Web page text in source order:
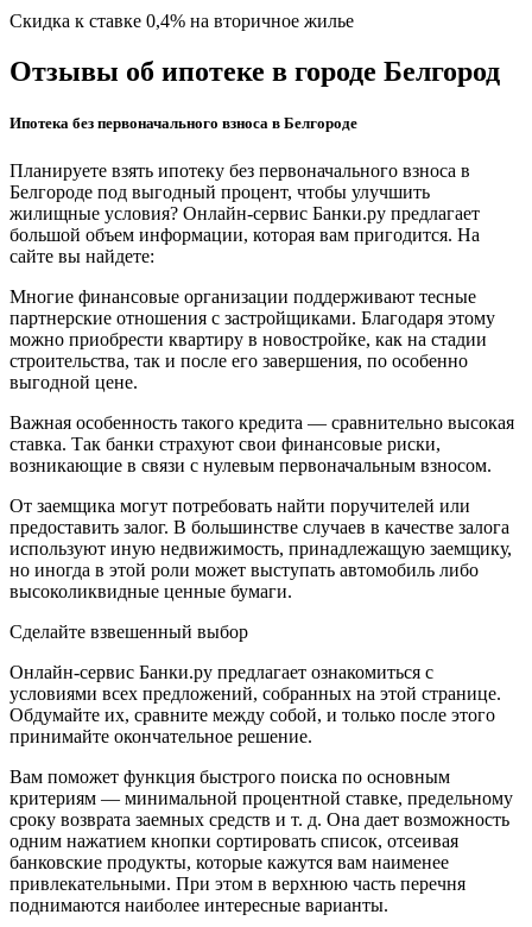
Скидка к ставке 0,4% на вторичное жилье
Отзывы об ипотеке в городе Белгород
Ипотека без первоначального взноса в Белгороде
Планируете взять ипотеку без первоначального взноса в
Белгороде под выгодный процент, чтобы улучшить
жилищные условия? Онлайн-сервис Банки.ру предлагает
большой объем информации, которая вам пригодится. На
сайте вы найдете:
Многие финансовые организации поддерживают тесные
партнерские отношения с застройщиками. Благодаря этому
можно приобрести квартиру в новостройке, как на стадии
строительства, так и после его завершения, по особенно
выгодной цене.
Важная особенность такого кредита — сравнительно высокая
ставка. Так банки страхуют свои финансовые риски,
возникающие в связи с нулевым первоначальным взносом.
От заемщика могут потребовать найти поручителей или
предоставить залог. В большинстве случаев в качестве залога
используют иную недвижимость, принадлежащую заемщику,
но иногда в этой роли может выступать автомобиль либо
высоколиквидные ценные бумаги.
Сделайте взвешенный выбор
Онлайн-сервис Банки.ру предлагает ознакомиться с
условиями всех предложений, собранных на этой странице.
Обдумайте их, сравните между собой, и только после этого
принимайте окончательное решение.
Вам поможет функция быстрого поиска по основным
критериям — минимальной процентной ставке, предельному
сроку возврата заемных средств и т. д. Она дает возможность
одним нажатием кнопки сортировать список, отсеивая
банковские продукты, которые кажутся вам наименее
привлекательными. При этом в верхнюю часть перечня
поднимаются наиболее интересные варианты.